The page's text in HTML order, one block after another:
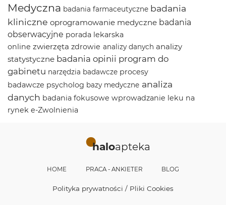
Medyczna badania farmaceutyczne badania
kliniczne oprogramowanie medyczne badania
obserwacyjne porada lekarska
online zwierzęta zdrowie analizy danych analizy
statystyczne badania opinii program do
gabinetu narzędzia badawcze procesy
badawcze psycholog bazy medyczne analiza
danych badania fokusowe wprowadzanie leku na
rynek e-Zwolnienia
haloapteka
HOME PRACA - ANKIETER BLOG
Polityka prywatności / Pliki Cookies